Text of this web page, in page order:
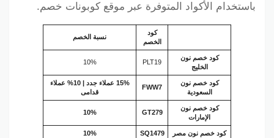
باستخدام الأكواد المتوفرة عبر موقع كوبونات خصم.
كود
الخصم
نسبة الخصم
كود خصم نون
الخليج
PLT19
10%
كود خصم نون
السعودية
FWW7
15% عملاء جدد | 10% عملاء
قدامى
كود خصم نون
الإمارات
GT279
10%
كود خصم نون مصر SQ1479
10%